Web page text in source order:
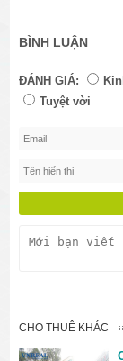
BÌNH LUẬN
ĐÁNH GIÁ:
Tuyệt vời
CHO THUÊ KHÁC